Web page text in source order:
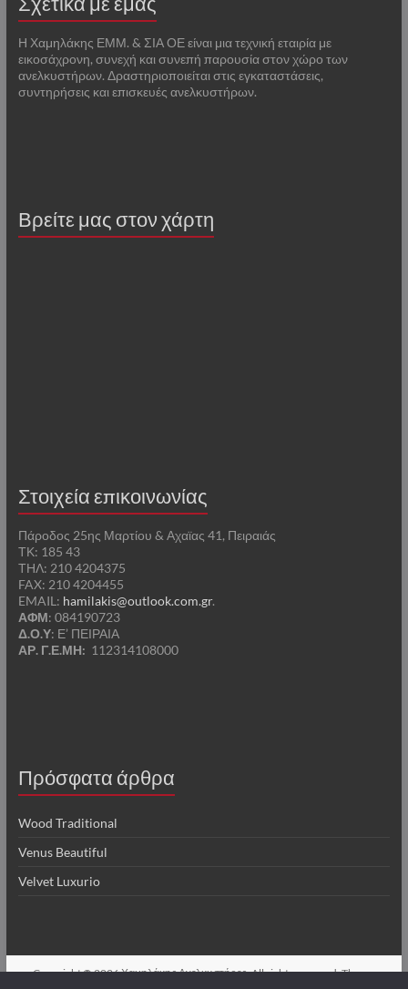
Η Χαμηλάκης ΕΜΜ. & ΣΙΑ ΟΕ είναι μια τεχνική εταιρία με
εικοσάχρονη, συνεχή και συνεπή παρουσία στον χώρο των
ανελκυστήρων. Δραστηριοποιείται στις εγκαταστάσεις,
συντηρήσεις και επισκευές ανελκυστήρων.
Βρείτε μας στον χάρτη
Στοιχεία επικοινωνίας
Πάροδος 25ης Μαρτίου & Αχαϊας 41, Πειραιάς
ΤΚ: 185 43
ΤΗΛ: 210 4204375
FAX: 210 4204455
EMAIL: hamilakis@outlook.com.gr.
ΑΦΜ: 084190723
Δ.Ο.Υ: Ε’ ΠΕΙΡΑΙΑ
ΑΡ. Γ.Ε.ΜΗ: 112314108000
Πρόσφατα άρθρα
Wood Traditional
Venus Beautiful
Velvet Luxurio
Copyright © 2026Χαμηλάκης Ανελκυστήρες. All rights reserved. Theme